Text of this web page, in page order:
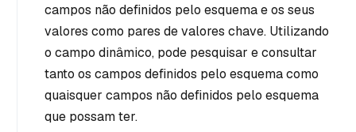
campos não definidos pelo esquema e os seus
valores como pares de valores chave. Utilizando
o campo dinâmico, pode pesquisar e consultar
tanto os campos definidos pelo esquema como
quaisquer campos não definidos pelo esquema
que possam ter.